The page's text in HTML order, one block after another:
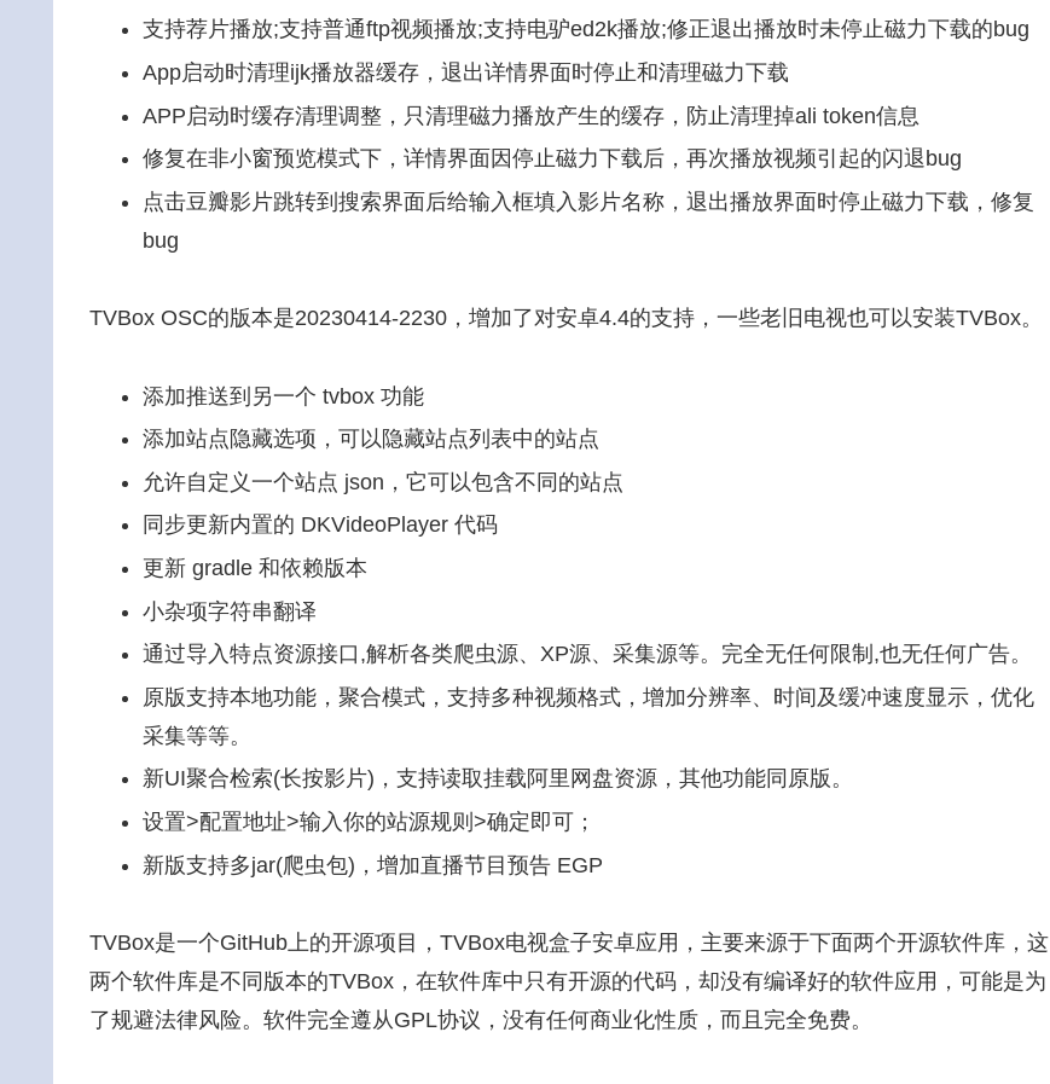
支持荐片播放;支持普通ftp视频播放;支持电驴ed2k播放;修正退出播放时未停止磁力下载的bug
App启动时清理ijk播放器缓存，退出详情界面时停止和清理磁力下载
APP启动时缓存清理调整，只清理磁力播放产生的缓存，防止清理掉ali token信息
修复在非小窗预览模式下，详情界面因停止磁力下载后，再次播放视频引起的闪退bug
点击豆瓣影片跳转到搜索界面后给输入框填入影片名称，退出播放界面时停止磁力下载，修复
bug
TVBox OSC的版本是20230414-2230，增加了对安卓4.4的支持，一些老旧电视也可以安装TVBox。
添加推送到另一个 tvbox 功能
添加站点隐藏选项，可以隐藏站点列表中的站点
允许自定义一个站点 json，它可以包含不同的站点
同步更新内置的 DKVideoPlayer 代码
更新 gradle 和依赖版本
小杂项字符串翻译
通过导入特点资源接口,解析各类爬虫源、XP源、采集源等。完全无任何限制,也无任何广告。
原版支持本地功能，聚合模式，支持多种视频格式，增加分辨率、时间及缓冲速度显示，优化
采集等等。
新UI聚合检索(长按影片)，支持读取挂载阿里网盘资源，其他功能同原版。
设置>配置地址>输入你的站源规则>确定即可；
新版支持多jar(爬虫包)，增加直播节目预告 EGP
TVBox是一个GitHub上的开源项目，TVBox电视盒子安卓应用，主要来源于下面两个开源软件库，这
两个软件库是不同版本的TVBox，在软件库中只有开源的代码，却没有编译好的软件应用，可能是为
了规避法律风险。软件完全遵从GPL协议，没有任何商业化性质，而且完全免费。